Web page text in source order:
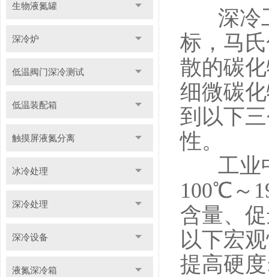
生物液氮罐
深冷炉
低温阀门深冷测试
低温装配箱
触摸屏液氮分离
冰冷处理
深冷处理
深冷设备
液氮深冷箱
深冷工
标，马
散的碳
细微碳
到以下
性。
工业中
100℃～
含量、
以下宏
提高硬